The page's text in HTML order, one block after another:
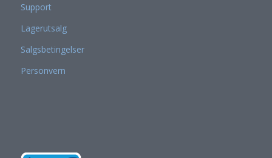
Support
Lagerutsalg
Salgsbetingelser
Personvern